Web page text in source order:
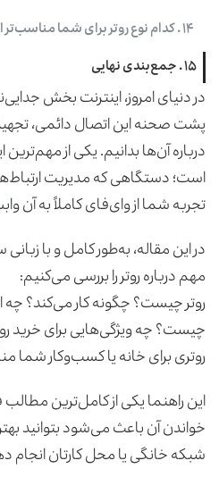
۱۴ . کدام نوع روتر برای شما مناسب‌تر است؟
۱۵ . جمع‌بندی نهایی
در دنیای امروز، اینترنت بخش
پشت صحنه این اتصال دائمی،
است؛ دستگاهی که مدیریت
تجربه شما از وای‌فای کاملاً به آن
در این مقاله، به‌طور کامل و با
مهم درباره روتر را بررسی می‌کنیم:
روتر چیست؟ چگونه کار می‌کند؟ چه
چیست؟ چه ویژگی‌هایی برای خرید
روتری برای خانه یا کسب‌وکار شما
این راهنما یکی از کامل‌ترین مطالب
خواندن آن باعث می‌شود بتوانید
شبکه خانگی یا محل کارتان انجام